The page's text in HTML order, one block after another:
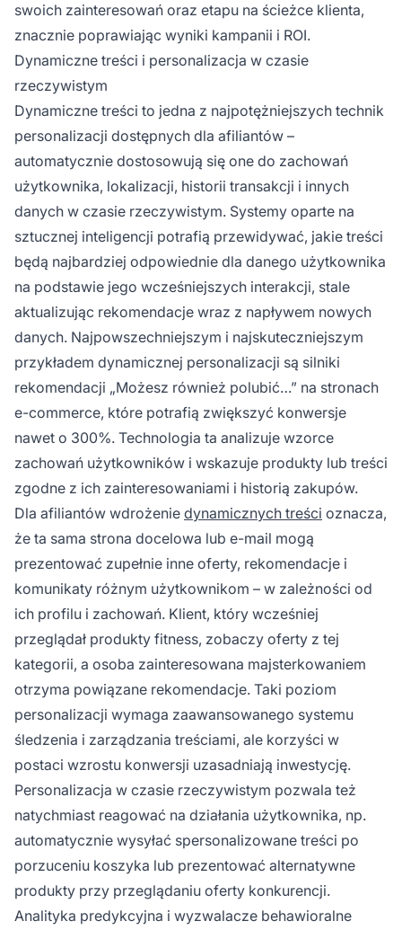
swoich zainteresowań oraz etapu na ścieżce klienta,
znacznie poprawiając wyniki kampanii i ROI.
Dynamiczne treści i personalizacja w czasie
rzeczywistym
Dynamiczne treści to jedna z najpotężniejszych technik
personalizacji dostępnych dla afiliantów –
automatycznie dostosowują się one do zachowań
użytkownika, lokalizacji, historii transakcji i innych
danych w czasie rzeczywistym. Systemy oparte na
sztucznej inteligencji potrafią przewidywać, jakie treści
będą najbardziej odpowiednie dla danego użytkownika
na podstawie jego wcześniejszych interakcji, stale
aktualizując rekomendacje wraz z napływem nowych
danych. Najpowszechniejszym i najskuteczniejszym
przykładem dynamicznej personalizacji są silniki
rekomendacji „Możesz również polubić…” na stronach
e-commerce, które potrafią zwiększyć konwersje
nawet o 300%. Technologia ta analizuje wzorce
zachowań użytkowników i wskazuje produkty lub treści
zgodne z ich zainteresowaniami i historią zakupów.
Dla afiliantów wdrożenie dynamicznych treści oznacza,
że ta sama strona docelowa lub e-mail mogą
prezentować zupełnie inne oferty, rekomendacje i
komunikaty różnym użytkownikom – w zależności od
ich profilu i zachowań. Klient, który wcześniej
przeglądał produkty fitness, zobaczy oferty z tej
kategorii, a osoba zainteresowana majsterkowaniem
otrzyma powiązane rekomendacje. Taki poziom
personalizacji wymaga zaawansowanego systemu
śledzenia i zarządzania treściami, ale korzyści w
postaci wzrostu konwersji uzasadniają inwestycję.
Personalizacja w czasie rzeczywistym pozwala też
natychmiast reagować na działania użytkownika, np.
automatycznie wysyłać spersonalizowane treści po
porzuceniu koszyka lub prezentować alternatywne
produkty przy przeglądaniu oferty konkurencji.
Analityka predykcyjna i wyzwalacze behawioralne